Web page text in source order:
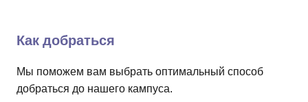
Как добраться
Мы поможем вам выбрать оптимальный способ
добраться до нашего кампуса.